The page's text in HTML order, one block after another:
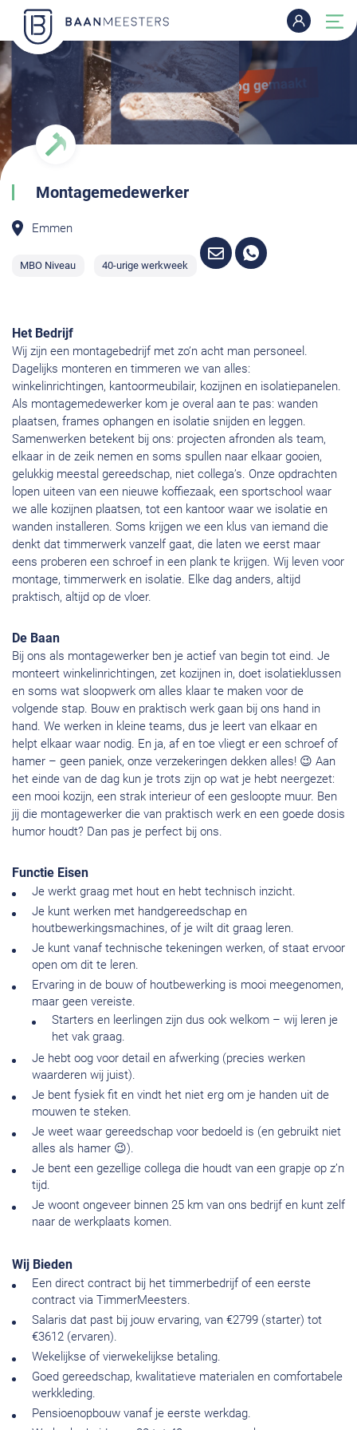
Montagemedewerker
Emmen
MBO Niveau 40-urige werkweek
Het Bedrijf
Wij zijn een montagebedrijf met zo’n acht man personeel.
Dagelijks monteren en timmeren we van alles:
winkelinrichtingen, kantoormeubilair, kozijnen en isolatiepanelen.
Als montagemedewerker kom je overal aan te pas: wanden
plaatsen, frames ophangen en isolatie snijden en leggen.
Samenwerken betekent bij ons: projecten afronden als team,
elkaar in de zeik nemen en soms spullen naar elkaar gooien,
gelukkig meestal gereedschap, niet collega’s. Onze opdrachten
lopen uiteen van een nieuwe koffiezaak, een sportschool waar
we alle kozijnen plaatsen, tot een kantoor waar we isolatie en
wanden installeren. Soms krijgen we een klus van iemand die
denkt dat timmerwerk vanzelf gaat, die laten we eerst maar
eens proberen een schroef in een plank te krijgen. Wij leven voor
montage, timmerwerk en isolatie. Elke dag anders, altijd
praktisch, altijd op de vloer.
De Baan
Bij ons als montagewerker ben je actief van begin tot eind. Je
monteert winkelinrichtingen, zet kozijnen in, doet isolatieklussen
en soms wat sloopwerk om alles klaar te maken voor de
volgende stap. Bouw en praktisch werk gaan bij ons hand in
hand. We werken in kleine teams, dus je leert van elkaar en
helpt elkaar waar nodig. En ja, af en toe vliegt er een schroef of
hamer – geen paniek, onze verzekeringen dekken alles! 😉 Aan
het einde van de dag kun je trots zijn op wat je hebt neergezet:
een mooi kozijn, een strak interieur of een gesloopte muur. Ben
jij die montagewerker die van praktisch werk en een goede dosis
humor houdt? Dan pas je perfect bij ons.
Functie Eisen
Je werkt graag met hout en hebt technisch inzicht.
Je kunt werken met handgereedschap en
houtbewerkingsmachines, of je wilt dit graag leren.
Je kunt vanaf technische tekeningen werken, of staat ervoor
open om dit te leren.
Ervaring in de bouw of houtbewerking is mooi meegenomen,
maar geen vereiste.
Starters en leerlingen zijn dus ook welkom – wij leren je
het vak graag.
Je hebt oog voor detail en afwerking (precies werken
waarderen wij juist).
Je bent fysiek fit en vindt het niet erg om je handen uit de
mouwen te steken.
Je weet waar gereedschap voor bedoeld is (en gebruikt niet
alles als hamer 😉).
Je bent een gezellige collega die houdt van een grapje op z’n
tijd.
Je woont ongeveer binnen 25 km van ons bedrijf en kunt zelf
naar de werkplaats komen.
Wij Bieden
Een direct contract bij het timmerbedrijf of een eerste
contract via TimmerMeesters.
Salaris dat past bij jouw ervaring, van €2799 (starter) tot
€3612 (ervaren).
Wekelijkse of vierwekelijkse betaling.
Goed gereedschap, kwalitatieve materialen en comfortabele
werkkleding.
Pensioenopbouw vanaf je eerste werkdag.